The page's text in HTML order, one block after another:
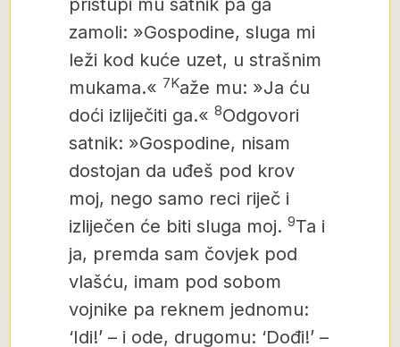
pristupi mu satnik pa ga
zamoli: »Gospodine, sluga mi
leži kod kuće uzet, u strašnim
mukama.« 7Kaže mu: »Ja ću
doći izliječiti ga.« 8Odgovori
satnik: »Gospodine, nisam
dostojan da uđeš pod krov
moj, nego samo reci riječ i
izliječen će biti sluga moj. 9Ta i
ja, premda sam čovjek pod
vlašću, imam pod sobom
vojnike pa reknem jednomu:
‘Idi!’ – i ode, drugomu: ‘Dođi!’ –